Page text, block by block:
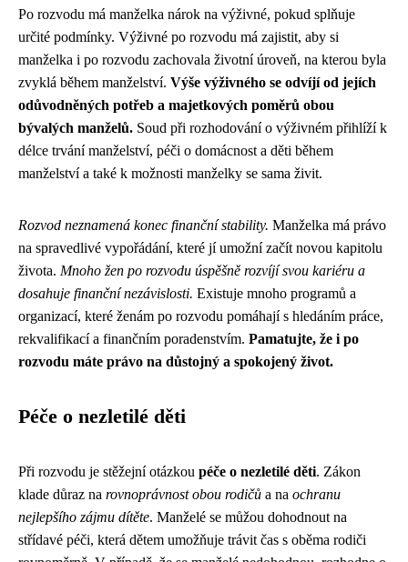
Po rozvodu má manželka nárok na výživné, pokud splňuje
určité podmínky. Výživné po rozvodu má zajistit, aby si
manželka i po rozvodu zachovala životní úroveň, na kterou byla
zvyklá během manželství. Výše výživného se odvíjí od jejích
odůvodněných potřeb a majetkových poměrů obou
bývalých manželů. Soud při rozhodování o výživném přihlíží k
délce trvání manželství, péči o domácnost a děti během
manželství a také k možnosti manželky se sama živit.
Rozvod neznamená konec finanční stability. Manželka má právo
na spravedlivé vypořádání, které jí umožní začít novou kapitolu
života. Mnoho žen po rozvodu úspěšně rozvíjí svou kariéru a
dosahuje finanční nezávislosti. Existuje mnoho programů a
organizací, které ženám po rozvodu pomáhají s hledáním práce,
rekvalifikací a finančním poradenstvím. Pamatujte, že i po
rozvodu máte právo na důstojný a spokojený život.
Péče o nezletilé děti
Při rozvodu je stěžejní otázkou péče o nezletilé děti. Zákon
klade důraz na rovnoprávnost obou rodičů a na ochranu
nejlepšího zájmu dítěte. Manželé se můžou dohodnout na
střídavé péči, která dětem umožňuje trávit čas s oběma rodiči